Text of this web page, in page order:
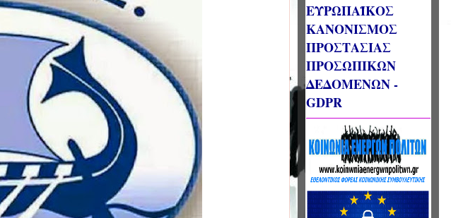
ΕΥΡΩΠΑΪΚΟΣ
ΚΑΝΟΝΙΣΜΟΣ
ΠΡΟΣΤΑΣΙΑΣ
ΠΡΟΣΩΠΙΚΩΝ
ΔΕΔΟΜΕΝΩΝ -
GDPR